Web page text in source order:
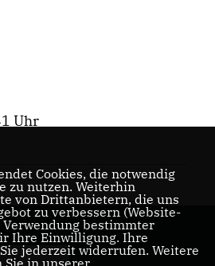
Uhr
Cookies, die notwendig
zu nutzen. Weiterhin
von Drittanbietern, die uns
zu verbessern (Website-
bestimmter
Ihre Einwilligung. Ihre
jederzeit widerrufen. Weitere
in unserer